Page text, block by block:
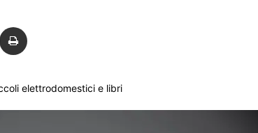
elettrodomestici e libri